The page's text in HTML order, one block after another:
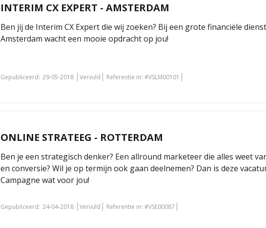
INTERIM CX EXPERT - AMSTERDAM
Ben jij de Interim CX Expert die wij zoeken? Bij een grote financiële
Amsterdam wacht een mooie opdracht op jou!
Gepubliceerd: 29-05-2018 Vervuld Referentie nr:#VSLM00101
ONLINE STRATEEG - ROTTERDAM
Ben je een strategisch denker? Een allround marketeer die alles weet
en conversie? Wil je op termijn ook gaan deelnemen? Dan is deze
Campagne wat voor jou!
Gepubliceerd: 24-04-2018 Vervuld Referentie nr:#VSE00087